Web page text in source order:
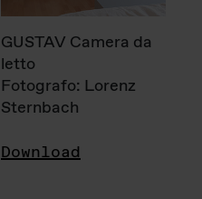
GUSTAV Camera da
letto
Fotografo: Lorenz
Sternbach
Download